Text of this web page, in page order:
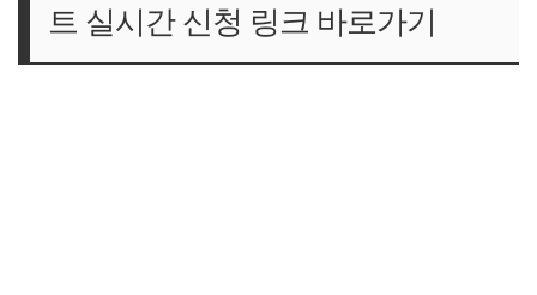
트 실시간 신청 링크 바로가기